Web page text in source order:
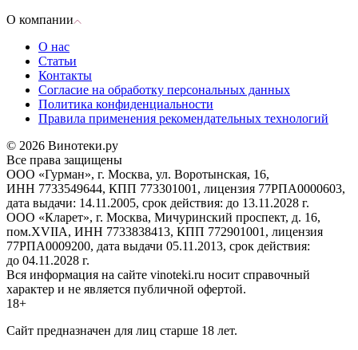
О компании
О нас
Статьи
Контакты
Согласие на обработку персональных данных
Политика конфиденциальности
Правила применения рекомендательных технологий
© 2026 Винотеки.ру
Все права защищены
ООО «Гурман», г. Москва, ул. Воротынская, 16,
ИНН 7733549644, КПП 773301001, лицензия 77РПА0000603,
дата выдачи: 14.11.2005, срок действия: до 13.11.2028 г.
ООО «Кларет», г. Москва, Мичуринский проспект, д. 16,
пом.XVIIA, ИНН 7733838413, КПП 772901001, лицензия
77РПА0009200, дата выдачи 05.11.2013, срок действия:
до 04.11.2028 г.
Вся информация на сайте vinoteki.ru носит справочный
характер и не является публичной офертой.
18+
Сайт предназначен для лиц старше 18 лет.